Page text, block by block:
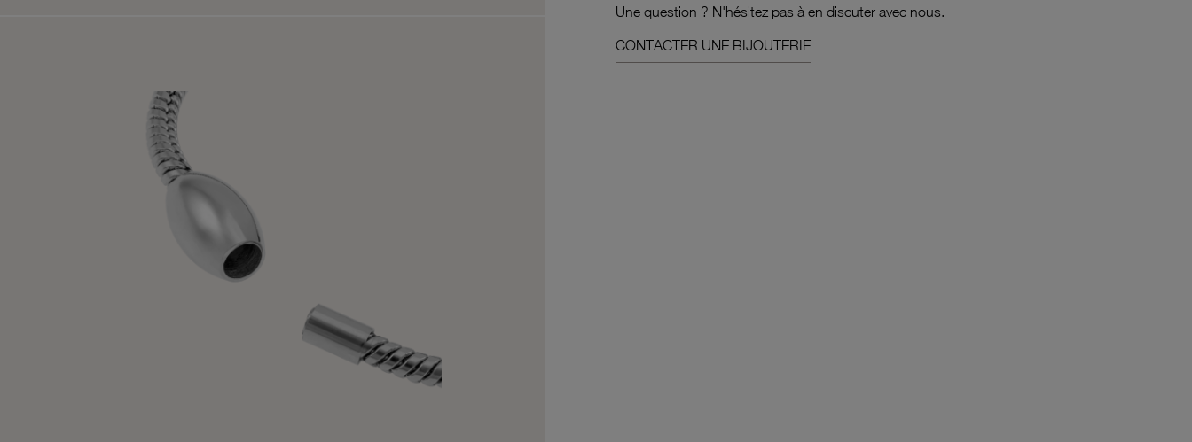
Une question ? N'hésitez pas à en discuter avec nous.
CONTACTER UNE BIJOUTERIE